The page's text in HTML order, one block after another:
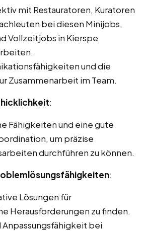
mit Restauratoren, Kuratoren
bei diesen Minijobs,
Vollzeitjobs in Kierspe
und die
Zusammenarbeit im Team.
:
Fähigkeiten und eine gute
um präzise
durchführen zu können.
:
Lösungen für
Herausforderungen zu finden.
bei